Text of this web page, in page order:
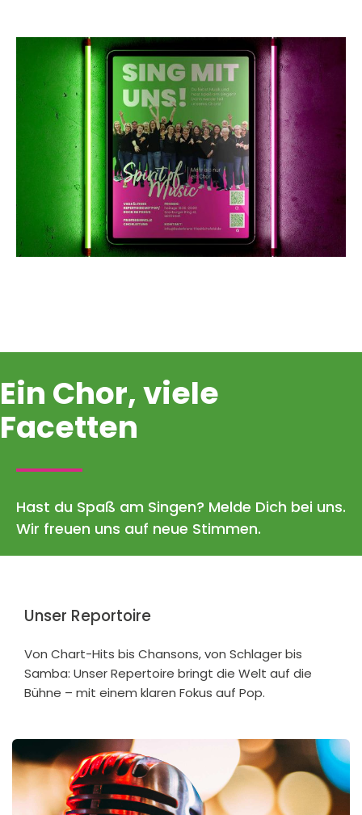
Ein Chor, viele
Facetten
Hast du Spaß am Singen? Melde Dich bei uns.
Wir freuen uns auf neue Stimmen.
Unser Reportoire
Von Chart-Hits bis Chansons, von Schlager bis
Samba: Unser Repertoire bringt die Welt auf die
Bühne – mit einem klaren Fokus auf Pop.